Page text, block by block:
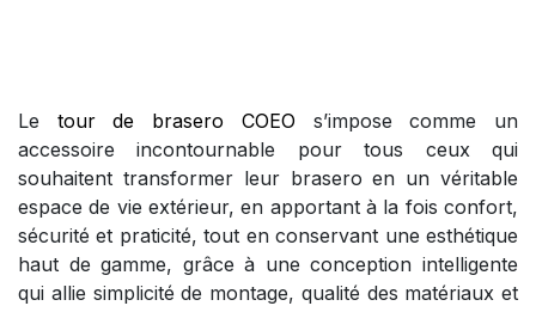
Le tour de brasero COEO s’impose comme un
accessoire incontournable pour tous ceux qui
souhaitent transformer leur brasero en un véritable
espace de vie extérieur, en apportant à la fois confort,
sécurité et praticité, tout en conservant une esthétique
haut de gamme, grâce à une conception intelligente
qui allie simplicité de montage, qualité des matériaux et